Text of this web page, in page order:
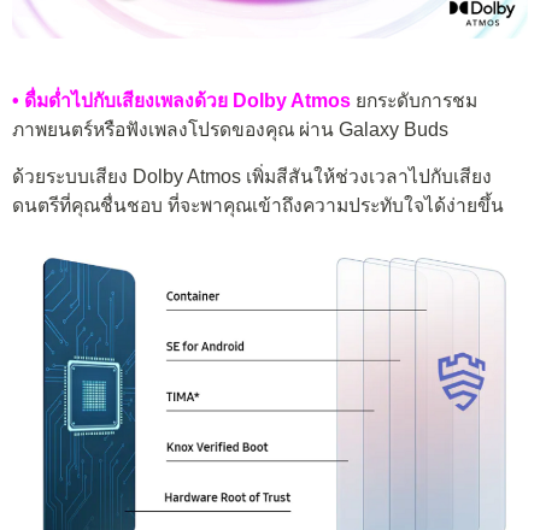
• ดื่มด่ำไปกับเสียงเพลงด้วย Dolby Atmos ยกระดับการชม
ภาพยนตร์หรือฟังเพลงโปรดของคุณ ผ่าน Galaxy Buds
ด้วยระบบเสียง Dolby Atmos เพิ่มสีสันให้ช่วงเวลาไปกับเสียง
ดนตรีที่คุณชื่นชอบ ที่จะพาคุณเข้าถึงความประทับใจได้ง่ายขึ้น